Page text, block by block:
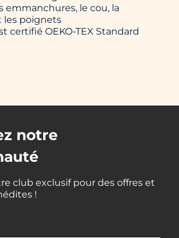
emmanchures, le cou, la
les poignets
certifié OEKO-TEX Standard
notre
club exclusif pour des offres et
!